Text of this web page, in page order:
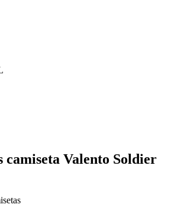
camiseta Valento Soldier